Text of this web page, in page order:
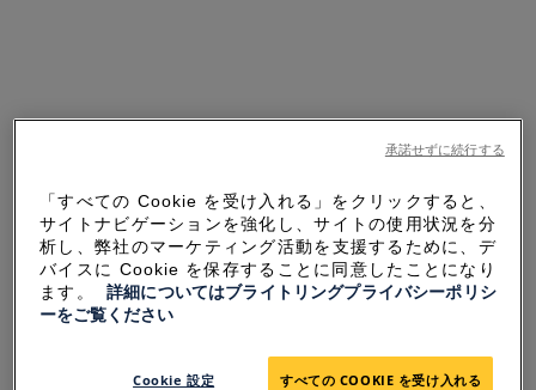
SORRY FOR THE
「すべての Cookie を受け入れる」をクリックすると、
サイトナビゲーションを強化し、サイトの使用状況を分
析し、弊社のマーケティング活動を支援するために、デ
バイスに Cookie を保存することに同意したことになり
ます。
詳細についてはブライトリングプライバシーポリシ
ーをご覧ください
Cookie 設定 すべての COOKIE を受け入れる
承諾せずに続行する